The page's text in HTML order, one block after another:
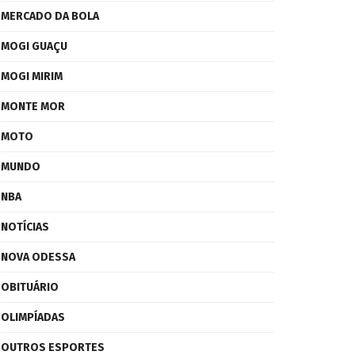
MERCADO DA BOLA
MOGI GUAÇU
MOGI MIRIM
MONTE MOR
MOTO
MUNDO
NBA
NOTÍCIAS
NOVA ODESSA
OBITUÁRIO
OLIMPÍADAS
OUTROS ESPORTES